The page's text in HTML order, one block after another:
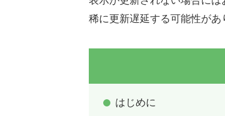
稀に更新遅延する可能性があ
はじめに